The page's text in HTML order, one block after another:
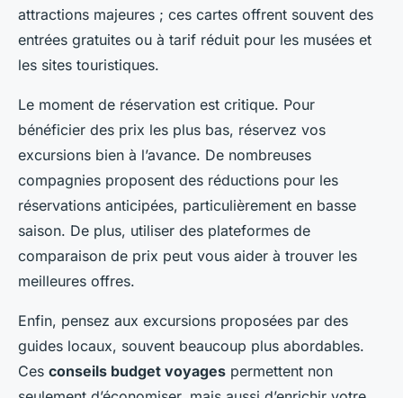
attractions majeures ; ces cartes offrent souvent des
entrées gratuites ou à tarif réduit pour les musées et
les sites touristiques.
Le moment de réservation est critique. Pour
bénéficier des prix les plus bas, réservez vos
excursions bien à l’avance. De nombreuses
compagnies proposent des réductions pour les
réservations anticipées, particulièrement en basse
saison. De plus, utiliser des plateformes de
comparaison de prix peut vous aider à trouver les
meilleures offres.
Enfin, pensez aux excursions proposées par des
guides locaux, souvent beaucoup plus abordables.
Ces conseils budget voyages permettent non